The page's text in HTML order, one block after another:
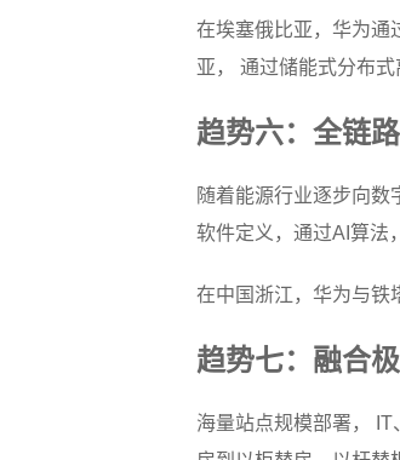
在埃塞俄比亚，华为通
亚， 通过储能式分布
趋势六：全链
随着能源行业逐步向
软件定义，通过AI算法
在中国浙江，华为与铁
趋势七：融合
海量站点规模部署，